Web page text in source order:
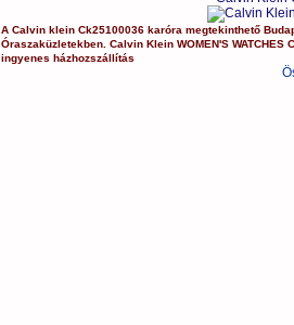
A Calvin klein Ck25100036 karóra megtekinthető
Óraszaküzletekben. Calvin Klein WOMEN'S WATCHES
ingyenes házhozszállítás